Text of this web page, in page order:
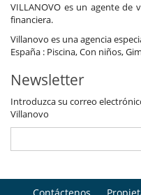
VILLANOVO es un agente de
financiera.
Villanovo es una agencia
España : Piscina, Con niños,
Newsletter
Introduzca su correo
Villanovo